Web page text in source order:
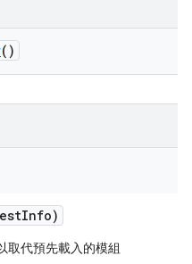
()
Info)
取代預先載入的模組